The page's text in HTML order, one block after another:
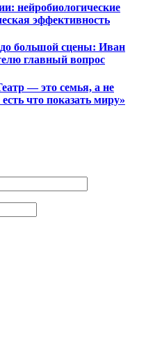
нейробиологические
эффективность
большой сцены: Иван
главный вопрос
— это семья, а не
что показать миру»